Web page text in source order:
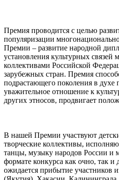
Премия проводится с целью
популяризации
Премии – развитие народной
установления культурных связей
коллективами Российской
зарубежных стран. Премия
подрастающего поколения в духе
уважительное отношение к
других этносов, продвигает
В нашей Премии участвуют
творческие коллективы,
танцы, музыку народов России и
формате конкурса как очно, так
ожидается прибытие участников